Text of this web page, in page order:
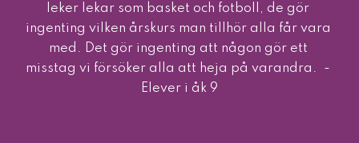
leker lekar som basket och fotboll, de gör
ingenting vilken årskurs man tillhör alla får vara
med. Det gör ingenting att någon gör ett
misstag vi försöker alla att heja på varandra.  -
Elever i åk 9